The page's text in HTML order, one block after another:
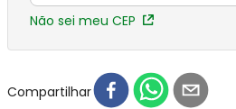
Não sei meu CEP
Compartilhar